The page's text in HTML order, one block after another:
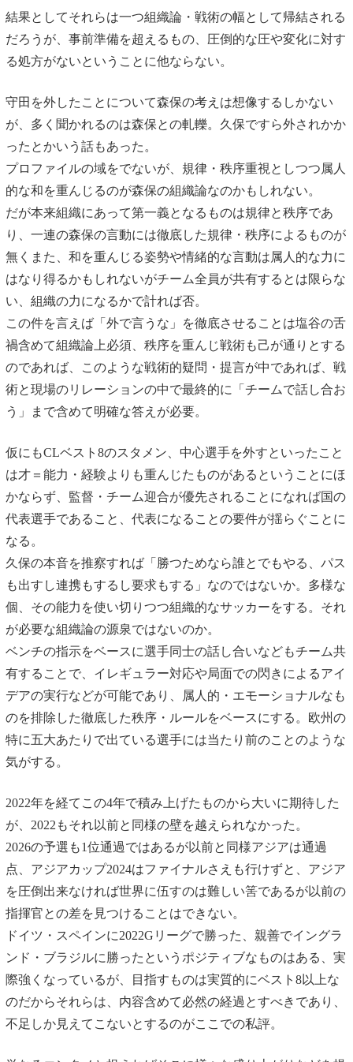
結果としてそれらは一つ組織論・戦術の幅として帰結される
だろうが、事前準備を超えるもの、圧倒的な圧や変化に対す
る処方がないということに他ならない。
守田を外したことについて森保の考えは想像するしかない
が、多く聞かれるのは森保との軋轢。久保ですら外されかか
ったとかいう話もあった。
プロファイルの域をでないが、規律・秩序重視としつつ属人
的な和を重んじるのが森保の組織論なのかもしれない。
だが本来組織にあって第一義となるものは規律と秩序であ
り、一連の森保の言動には徹底した規律・秩序によるものが
無くまた、和を重んじる姿勢や情緒的な言動は属人的な力に
はなり得るかもしれないがチーム全員が共有するとは限らな
い、組織の力になるかで計れば否。
この件を言えば「外で言うな」を徹底させることは塩谷の舌
禍含めて組織論上必須、秩序を重んじ戦術も己が通りとする
のであれば、このような戦術的疑問・提言が中であれば、戦
術と現場のリレーションの中で最終的に「チームで話し合お
う」まで含めて明確な答えが必要。
仮にもCLベスト8のスタメン、中心選手を外すといったこと
は才＝能力・経験よりも重んじたものがあるということにほ
かならず、監督・チーム迎合が優先されることになれば国の
代表選手であること、代表になることの要件が揺らぐことに
なる。
久保の本音を推察すれば「勝つためなら誰とでもやる、パス
も出すし連携もするし要求もする」なのではないか。多様な
個、その能力を使い切りつつ組織的なサッカーをする。それ
が必要な組織論の源泉ではないのか。
ベンチの指示をベースに選手同士の話し合いなどもチーム共
有することで、イレギュラー対応や局面での閃きによるアイ
デアの実行などが可能であり、属人的・エモーショナルなも
のを排除した徹底した秩序・ルールをベースにする。欧州の
特に五大あたりで出ている選手には当たり前のことのような
気がする。
2022年を経てこの4年で積み上げたものから大いに期待した
が、2022もそれ以前と同様の壁を越えられなかった。
2026の予選も1位通過ではあるが以前と同様アジアは通過
点、アジアカップ2024はファイナルさえも行けずと、アジア
を圧倒出来なければ世界に伍すのは難しい筈であるが以前の
指揮官との差を見つけることはできない。
ドイツ・スペインに2022Gリーグで勝った、親善でイングラ
ンド・ブラジルに勝ったというポジティブなものはある、実
際強くなっているが、目指すものは実質的にベスト8以上な
のだからそれらは、内容含めて必然の経過とすべきであり、
不足しか見えてこないとするのがここでの私評。